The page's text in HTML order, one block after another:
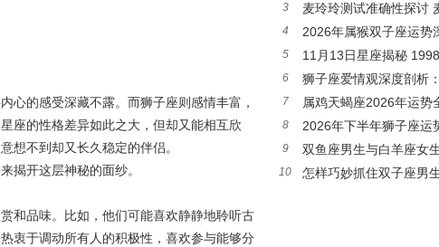
心的感受深藏不露。而狮子座则感情丰富，
座的性格差异如此之大，但却又能相互欣
想不到却又长久稳定的伴侣。
揭开这层神秘的面纱。
和品味。比如，他们可能喜欢静静地聆听古
衷于调动所有人的积极性，喜欢参与能够分
准到爆
3
麦玲玲测试准确性探讨
准
4 2026年属猴双子座运势
5
11月13日星座揭秘
应星座深度解析
6
狮子座爱情观深度剖析
并存
7
属鸡天蝎座2026年运势
探究竟
8
2026年下半年狮子座运
子座全年运势展望
9
双鱼座男生与白羊座女
妻相处之道
10 怎样巧妙抓住双子座男